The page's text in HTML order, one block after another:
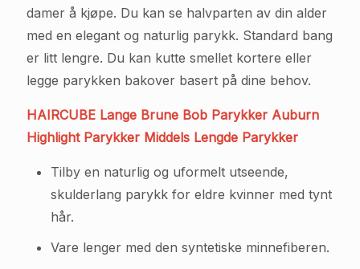
damer å kjøpe. Du kan se halvparten av din alder
med en elegant og naturlig parykk. Standard bang
er litt lengre. Du kan kutte smellet kortere eller
legge parykken bakover basert på dine behov.
HAIRCUBE Lange Brune Bob Parykker Auburn
Highlight Parykker Middels Lengde Parykker
Tilby en naturlig og uformelt utseende,
skulderlang parykk for eldre kvinner med tynt
hår.
Vare lenger med den syntetiske minnefiberen.